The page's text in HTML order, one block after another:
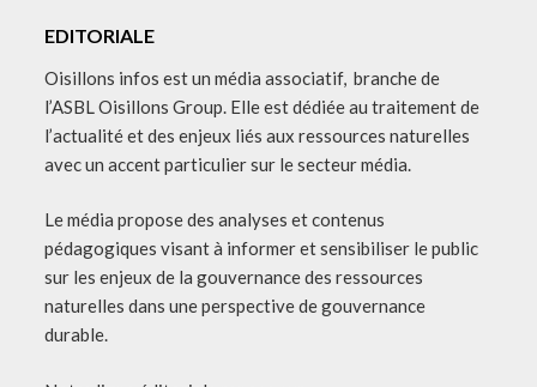
EDITORIALE
Oisillons infos est un média associatif, branche de
l’ASBL Oisillons Group. Elle est dédiée au traitement de
l’actualité et des enjeux liés aux ressources naturelles
avec un accent particulier sur le secteur média.
Le média propose des analyses et contenus
pédagogiques visant à informer et sensibiliser le public
sur les enjeux de la gouvernance des ressources
naturelles dans une perspective de gouvernance
durable.